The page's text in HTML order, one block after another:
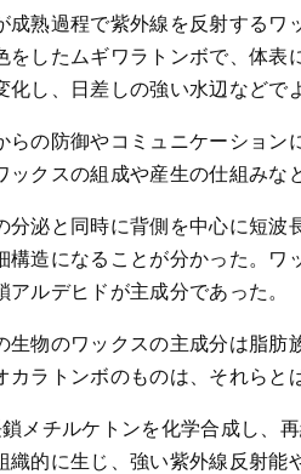
熟過程で紫外線を反射するワ
をしたムギワラトンボで、体表
し、日差しの強い水辺などで
の防御やコミュニケーション
クスの組成や産生の仕組みな
泌と同時に背側を中心に短波
造になることが分かった。ワ
ルデヒドが主成分であった。
物のワックスの主成分は脂肪
カラトンボのものは、それらと
メチルケトンを化学合成し、
的に生じ、強い紫外線反射能